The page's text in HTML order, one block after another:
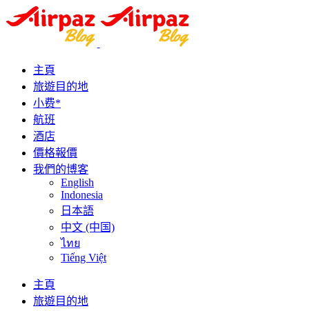
主頁
旅遊目的地
小费*
航班
酒店
價格報價
我們的博客
English
Indonesia
日本語
中文 (中国)
ไทย
Tiếng Việt
主頁
旅遊目的地